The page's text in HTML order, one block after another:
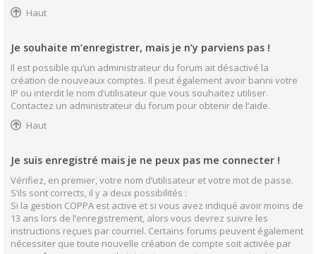
Haut
Je souhaite m’enregistrer, mais je n’y parviens pas !
Il est possible qu’un administrateur du forum ait désactivé la
création de nouveaux comptes. Il peut également avoir banni votre
IP ou interdit le nom d’utilisateur que vous souhaitez utiliser.
Contactez un administrateur du forum pour obtenir de l’aide.
Haut
Je suis enregistré mais je ne peux pas me connecter !
Vérifiez, en premier, votre nom d’utilisateur et votre mot de passe.
S’ils sont corrects, il y a deux possibilités :
Si la gestion COPPA est active et si vous avez indiqué avoir moins de
13 ans lors de l’enregistrement, alors vous devrez suivre les
instructions reçues par courriel. Certains forums peuvent également
nécessiter que toute nouvelle création de compte soit activée par